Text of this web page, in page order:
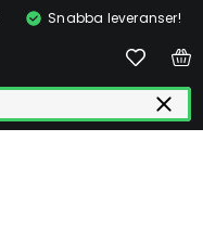
Snabba leveranser!